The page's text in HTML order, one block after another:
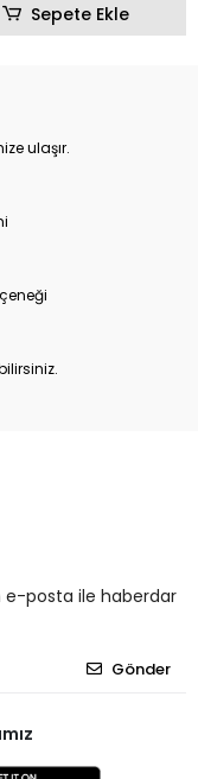
Sepete Ekle
ulaşır.
e-posta ile haberdar
Gönder